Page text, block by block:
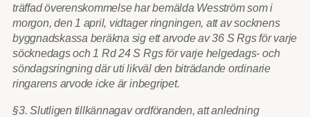
träffad överenskommelse har bemälda Wesström som i
morgon, den 1 april, vidtager ringningen, att av socknens
byggnadskassa beräkna sig ett arvode av 36 S Rgs för varje
söcknedags och 1 Rd 24 S Rgs för varje helgedags- och
söndagsringning där uti likväl den biträdande ordinarie
ringarens arvode icke är inbegripet.
§3. Slutligen tillkännagav ordföranden, att anledning